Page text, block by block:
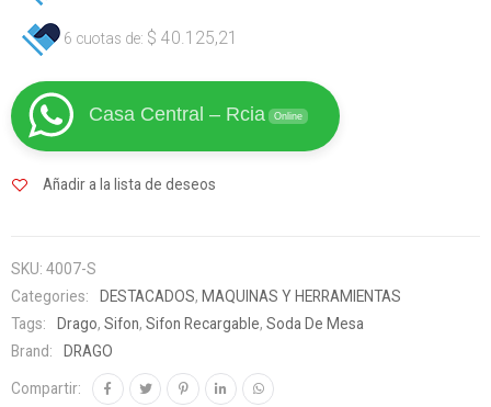
6 cuotas de: $ 40.125,21
Casa Central – Rcia Online
Añadir a la lista de deseos
SKU: 4007-S
Categories:
DESTACADOS, MAQUINAS Y HERRAMIENTAS
Tags:
Drago, Sifon, Sifon Recargable, Soda De Mesa
Brand:
DRAGO
Compartir: